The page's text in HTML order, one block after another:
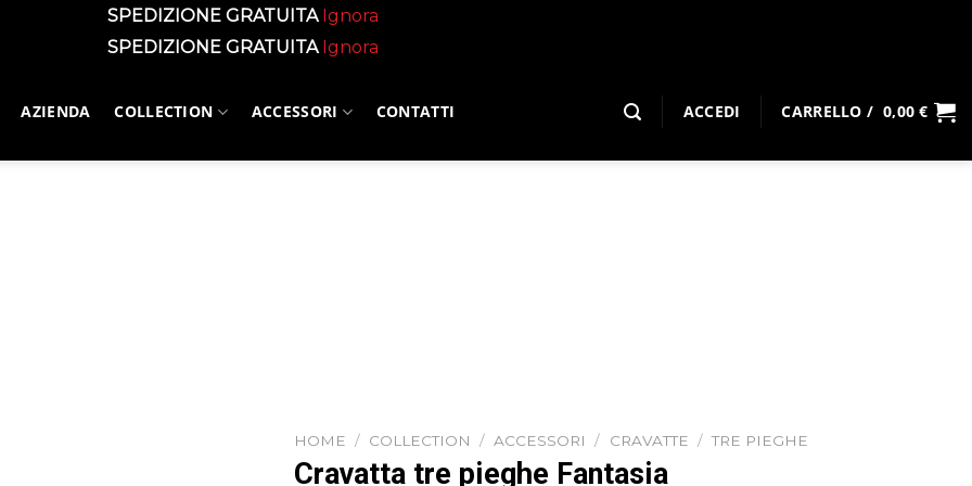
SPEDIZIONE GRATUITA Ignora
SPEDIZIONE GRATUITA Ignora
AZIENDA COLLECTION ACCESSORI CONTATTI ACCEDI CARRELLO / 0,00€
HOME / COLLECTION / ACCESSORI / CRAVATTE / TRE PIEGHE
Cravatta tre pieghe Fantasia